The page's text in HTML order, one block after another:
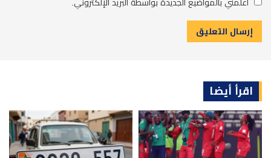
أعلمني بالمواضيع الجديدة بواسطة البريد الإلكتروني.
اقرأ أيضا